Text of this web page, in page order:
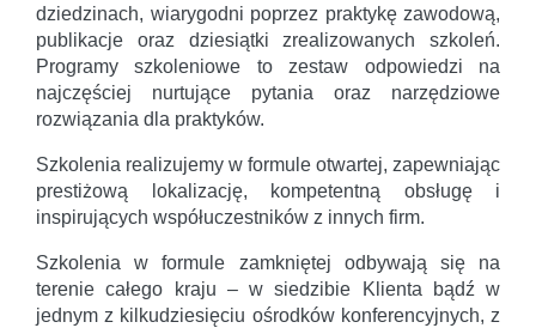
dziedzinach, wiarygodni poprzez praktykę zawodową,
publikacje oraz dziesiątki zrealizowanych szkoleń.
Programy szkoleniowe to zestaw odpowiedzi na
najczęściej nurtujące pytania oraz narzędziowe
rozwiązania dla praktyków.
Szkolenia realizujemy w formule otwartej, zapewniając
prestiżową lokalizację, kompetentną obsługę i
inspirujących współuczestników z innych firm.
Szkolenia w formule zamkniętej odbywają się na
terenie całego kraju – w siedzibie Klienta bądź w
jednym z kilkudziesięciu ośrodków konferencyjnych, z